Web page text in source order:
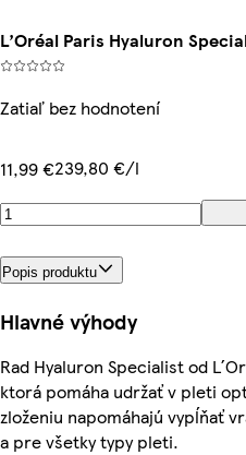
L’Oréal Paris Hyaluron
Zatiaľ bez hodnotení
11,99 €239,80 €/l
Popis produktu
Hlavné výhody
Rad Hyaluron Specialist od
ktorá pomáha udržať v pleti
zloženiu napomáhajú vypĺňať
a pre všetky typy pleti.